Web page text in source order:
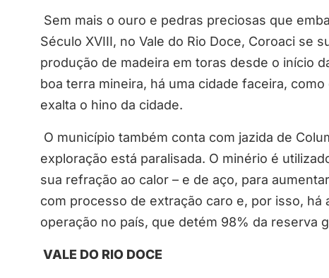
Sem mais o ouro e pedras preciosas que
Século XVIII, no Vale do Rio Doce, Coroaci se
produção de madeira em toras desde o início
boa terra mineira, há uma cidade faceira,
exalta o hino da cidade.
O município também conta com jazida de
exploração está paralisada. O minério é
sua refração ao calor – e de aço, para
com processo de extração caro e, por isso,
operação no país, que detém 98% da reserva
VALE DO RIO DOCE